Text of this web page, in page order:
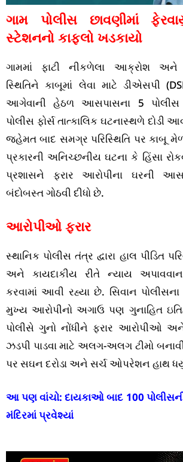
ગામ પોલીસ છાવણીમાં
સ્ટેશનનો કાફલો ખડકાયો
ગામમાં ફાટી નીકળેલા આક્રોશ અને
સ્થિતિને કાબૂમાં લેવા માટે ડીએસપી
આગેવાની હેઠળ આસપાસના 5
પોલીસ ફોર્સ તાત્કાલિક ઘટનાસ્થળે દોડી
જહેમત બાદ સમગ્ર પરિસ્થિતિ પર કાબૂ
પ્રકારની અનિચ્છનીય ઘટના કે હિંસા
પ્રશાસને ફરાર આરોપીના ઘરની
બંદોબસ્ત ગોઠવી દીધો છે.
આરોપીઓ ફરાર
સ્થાનિક પોલીસ તંત્ર દ્વારા હાલ પીડિત
અને કાયદાકીય રીતે ન્યાય
કરવામાં આવી રહ્યા છે. સિવાન
મુખ્ય આરોપીનો અગાઉ પણ ગુનાહિત
પોલીસે ગુનો નોંધીને ફરાર આરોપીઓ અને
ઝડપી પાડવા માટે અલગ-અલગ ટીમો
પર સઘન દરોડા અને સર્ચ ઓપરેશન હાથ
આ પણ વાંચો:દાયકાઓ બાદ 100
મંદિરમાં પ્રવેશ્યાં